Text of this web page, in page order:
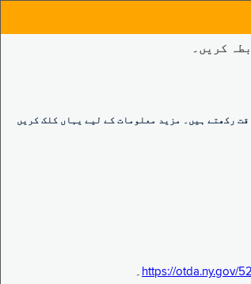
کریں۔
رکھتے ہیں۔ مزید معلومات کے لیے یہاں کلک کریں
https://otda.ny.gov/ ۔